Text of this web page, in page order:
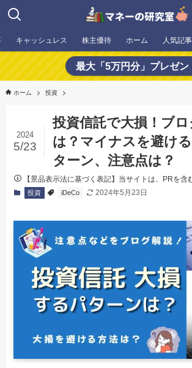
キャッシュレス 株主優待 ホーム 人気記事
最大「5万円分」プレゼン
ホーム 投資
投資信託で大損！ブ
は？マイナスを避け
ターン、注意点は？
2024
5/23
【景品表示法に基づく表記】当サイトは、PRを含
投資 iDeCo 2024年5月23日